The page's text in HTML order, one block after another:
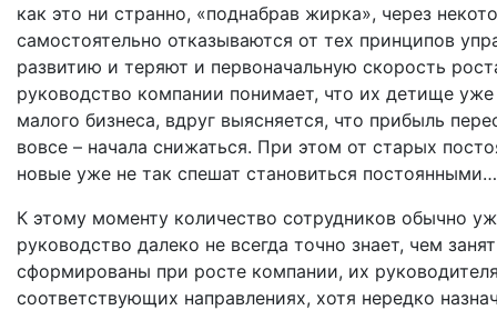
как это ни странно, «поднабрав жирка», через
самостоятельно отказываются от тех принципов
развитию и теряют и первоначальную скорость
руководство компании понимает, что их детище
малого бизнеса, вдруг выясняется, что прибыль
вовсе – начала снижаться. При этом от старых
новые уже не так спешат становиться постоянными…
К этому моменту количество сотрудников обычно
руководство далеко не всегда точно знает, чем
сформированы при росте компании, их
соответствующих направлениях, хотя нередко